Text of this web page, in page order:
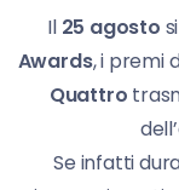
Il 25 agosto
Awards, i premi
Quattro
Se infatti